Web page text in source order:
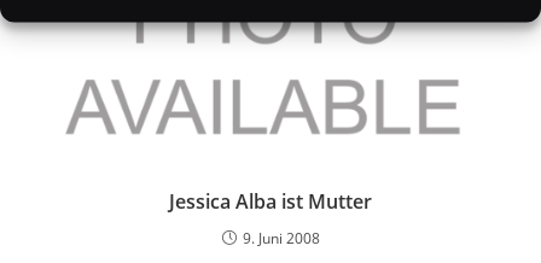
Jessica Alba ist Mutter
9. Juni 2008